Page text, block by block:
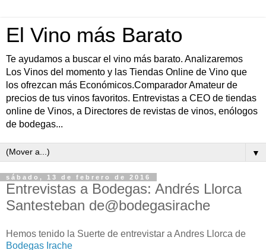
El Vino más Barato
Te ayudamos a buscar el vino más barato. Analizaremos
Los Vinos del momento y las Tiendas Online de Vino que
los ofrezcan más Económicos.Comparador Amateur de
precios de tus vinos favoritos. Entrevistas a CEO de tiendas
online de Vinos, a Directores de revistas de vinos, enólogos
de bodegas...
▼
sábado, 13 de febrero de 2016
Entrevistas a Bodegas: Andrés Llorca
Santesteban de@bodegasirache
Hemos tenido la Suerte de entrevistar a Andres Llorca de
Bodegas Irache